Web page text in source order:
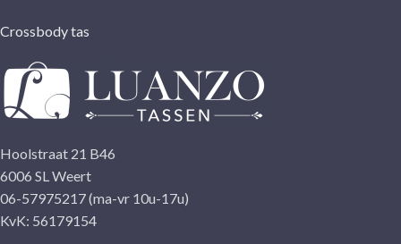
Crossbody tas
Hoolstraat 21 B46
6006 SL Weert
06-57975217 (ma-vr 10u-17u)
KvK: 56179154